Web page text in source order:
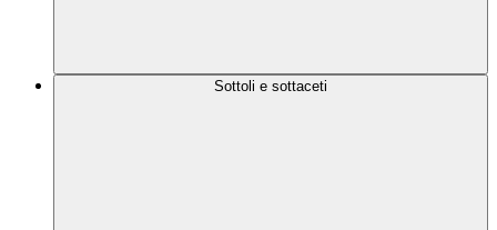
Sottoli e sottaceti